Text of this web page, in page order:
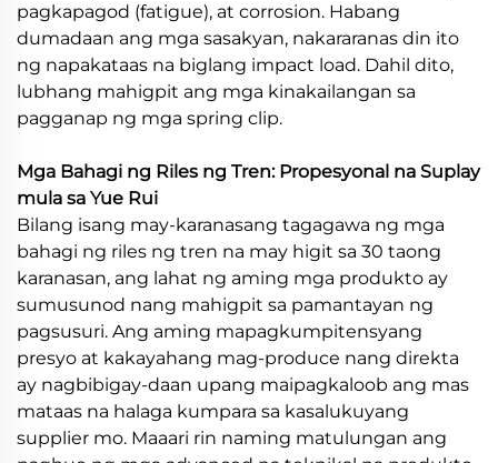
pagkapagod (fatigue), at corrosion. Habang
dumadaan ang mga sasakyan, nakararanas din ito
ng napakataas na biglang impact load. Dahil dito,
lubhang mahigpit ang mga kinakailangan sa
pagganap ng mga spring clip.
Mga Bahagi ng Riles ng Tren: Propesyonal na Suplay
mula sa Yue Rui
Bilang isang may-karanasang tagagawa ng mga
bahagi ng riles ng tren na may higit sa 30 taong
karanasan, ang lahat ng aming mga produkto ay
sumusunod nang mahigpit sa pamantayan ng
pagsusuri. Ang aming mapagkumpitensyang
presyo at kakayahang mag-produce nang direkta
ay nagbibigay-daan upang maipagkaloob ang mas
mataas na halaga kumpara sa kasalukuyang
supplier mo. Maaari rin naming matulungan ang